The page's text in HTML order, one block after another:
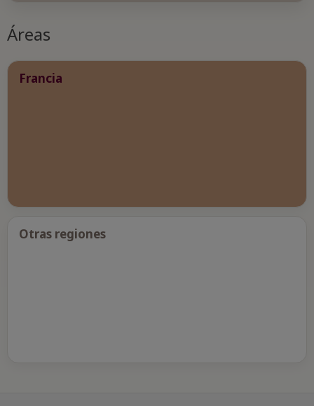
Áreas
Francia
Otras regiones